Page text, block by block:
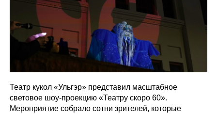
Театр кукол «Ульгэр» представил масштабное
световое шоу-проекцию «Театру скоро 60».
Мероприятие собрало сотни зрителей, которые